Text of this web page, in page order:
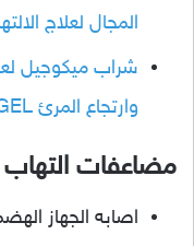
المجال لعلاج
شراب ميكوجيل
وارتجاع المرئ MUCOGEL
مضاعفات التهاب
اصابه الجهاز